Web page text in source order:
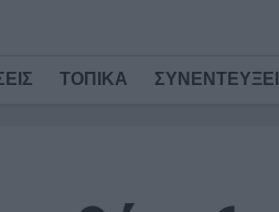
ΤΟΠΙΚΑ